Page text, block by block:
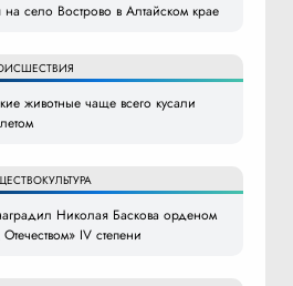
село Вострово в Алтайском крае
животные чаще всего кусали
КУЛЬТУРА
Николая Баскова орденом
IV степени